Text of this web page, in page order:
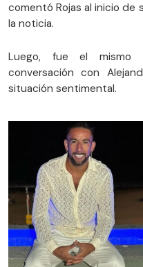
comentó Rojas al inicio
la noticia.
Luego, fue el mismo
conversación con
situación sentimental.